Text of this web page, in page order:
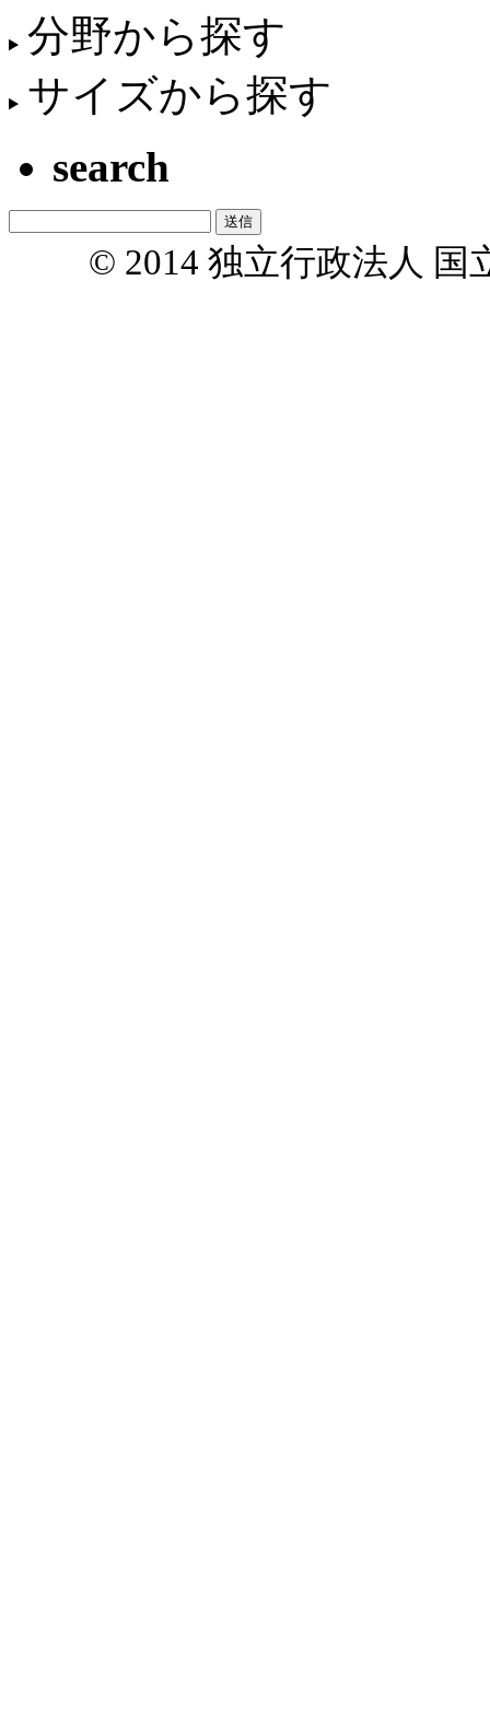
分野から探す
サイズから探す
search
© 2014 独立行政法人 国